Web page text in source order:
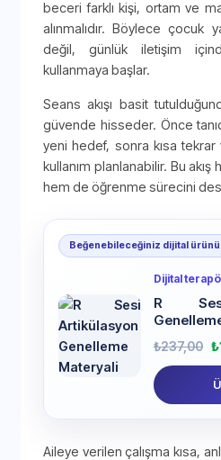
beceri farklı kişi, ortam ve
alınmalıdır. Böylece çocuk
değil, günlük iletişim
kullanmaya başlar.
Seans akışı basit
güvende hisseder. Önce
yeni hedef, sonra kısa
kullanım planlanabilir. Bu akış
hem de öğrenme sürecini
Beğenebileceğiniz dijital
Dijital
R
₺237,00 ₺
Aileye verilen çalışma kısa,